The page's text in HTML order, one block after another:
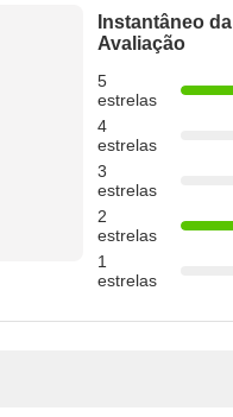
Instantâneo da
Avaliação
5
estrelas
4
estrelas
3
estrelas
2
estrelas
1
estrelas